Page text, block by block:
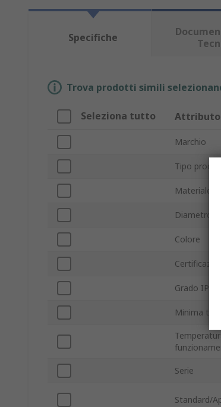
Specifiche
Trova prodotti simili
Seleziona tutto Attributo
Marchio
Tipo
Materiale
Diametro
Colore
Grado IP
Minima
Serie
Standard/